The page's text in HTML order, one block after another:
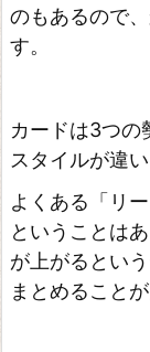
のもあるので
す。
カードは3つの
スタイルが違い
よくある「リ
ということは
が上がるとい
まとめることが